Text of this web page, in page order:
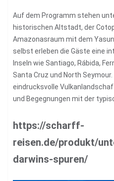
Auf dem Programm stehen
historischen Altstadt, der
Amazonasraum mit dem
selbst erleben die Gäste eine
Inseln wie Santiago, Rábida,
Santa Cruz und North
eindrucksvolle
und Begegnungen mit der
https://scharff-
reisen.de/produkt/
darwins-spuren/